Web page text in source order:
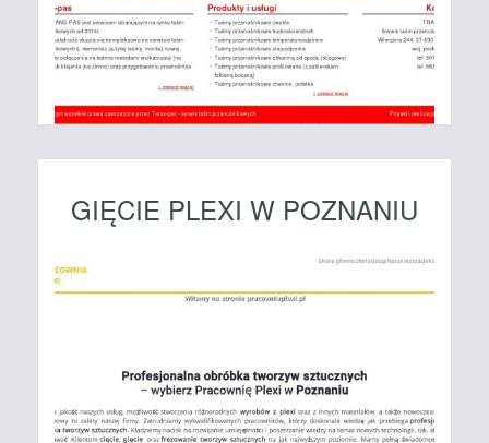
GIĘCIE PLEXI W POZNANIU